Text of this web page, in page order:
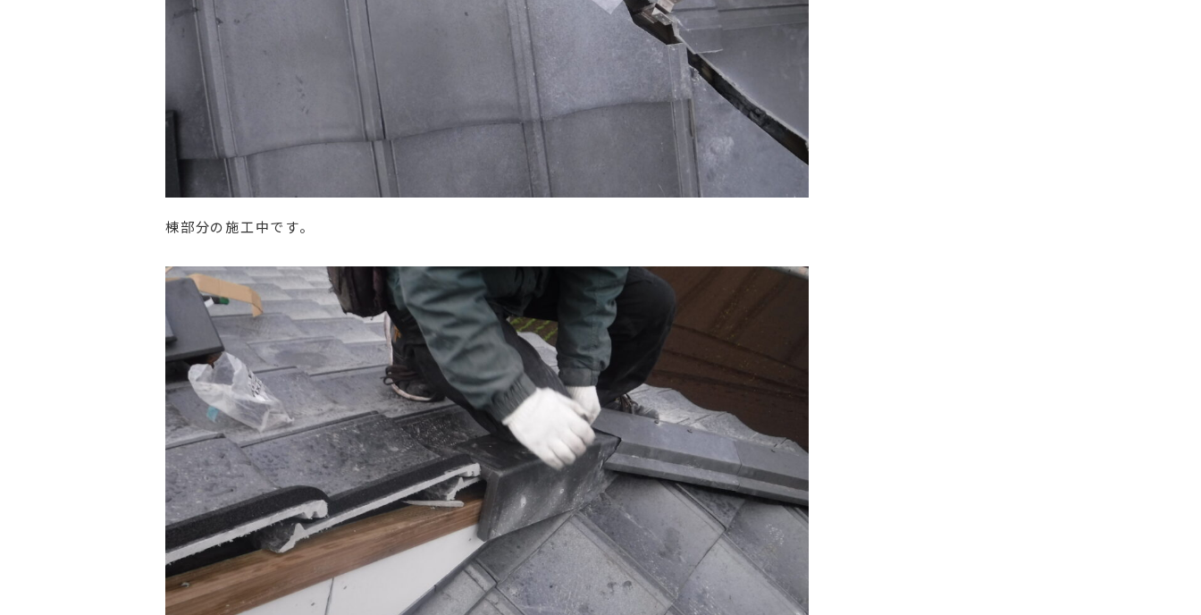
棟部分の施工中です。